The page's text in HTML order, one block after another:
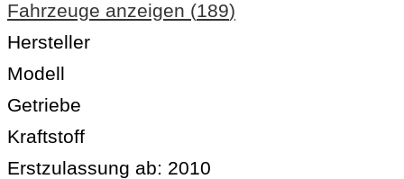
Fahrzeuge anzeigen (189)
Hersteller
Modell
Getriebe
Kraftstoff
Erstzulassung ab: 2010